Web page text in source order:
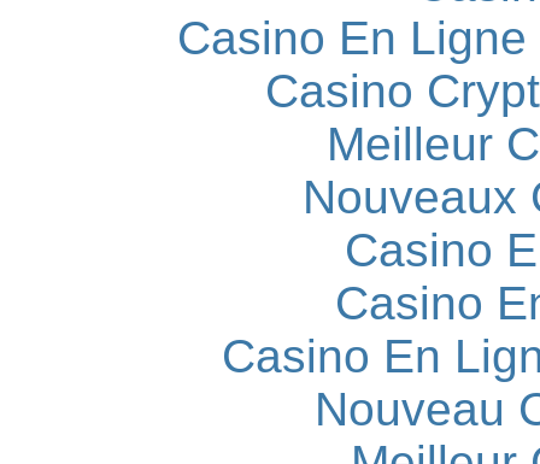
Casino En
Casino
Meilleur
Nouveaux
Casino
Casino
Casino En
Nouveau